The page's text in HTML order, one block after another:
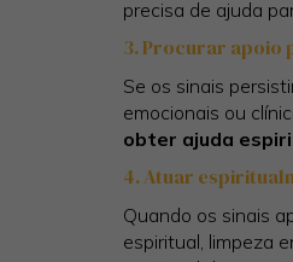
precisa de ajuda
3. Procurar apoio
Se os sinais
emocionais ou
obter ajuda
4. Atuar
Quando os sinais
espiritual, limpeza